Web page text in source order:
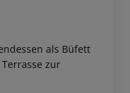
als Büfett
zur